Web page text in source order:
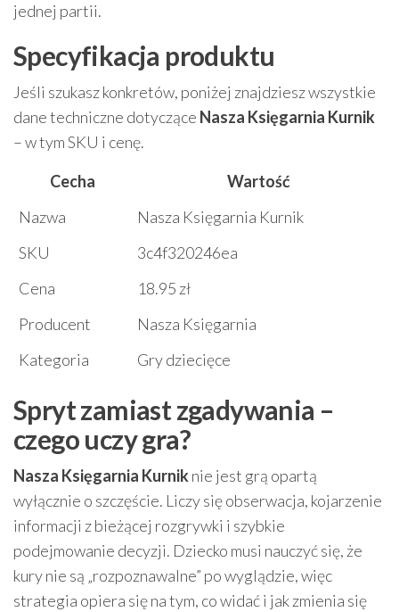
jednej partii.
Specyfikacja produktu
Jeśli szukasz konkretów, poniżej znajdziesz wszystkie
dane techniczne dotyczące Nasza Księgarnia Kurnik
– w tym SKU i cenę.
Cecha
Wartość
Nazwa
Nasza Księgarnia Kurnik
SKU
3c4f320246ea
Cena
18.95 zł
Producent
Nasza Księgarnia
Kategoria
Gry dziecięce
Spryt zamiast zgadywania –
czego uczy gra?
Nasza Księgarnia Kurniknie jest grą opartą
wyłącznie o szczęście. Liczy się obserwacja, kojarzenie
informacji z bieżącej rozgrywki i szybkie
podejmowanie decyzji. Dziecko musi nauczyć się, że
kury nie są „rozpoznawalne” po wyglądzie, więc
strategia opiera się na tym, co widać i jak zmienia się